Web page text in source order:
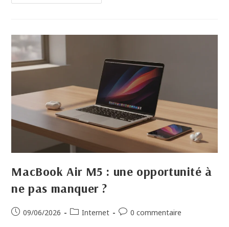
MacBook Air M5 : une opportunité à
ne pas manquer ?
09/06/2026 Internet 0 commentaire